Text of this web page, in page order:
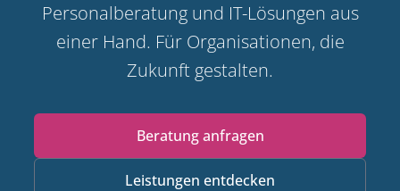
Personalberatung und IT-Lösungen aus
einer Hand. Für Organisationen, die
Zukunft gestalten.
Beratung anfragen
Leistungen entdecken